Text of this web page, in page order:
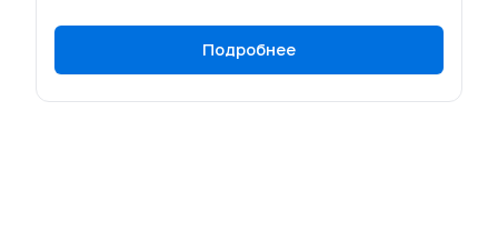
Подробнее